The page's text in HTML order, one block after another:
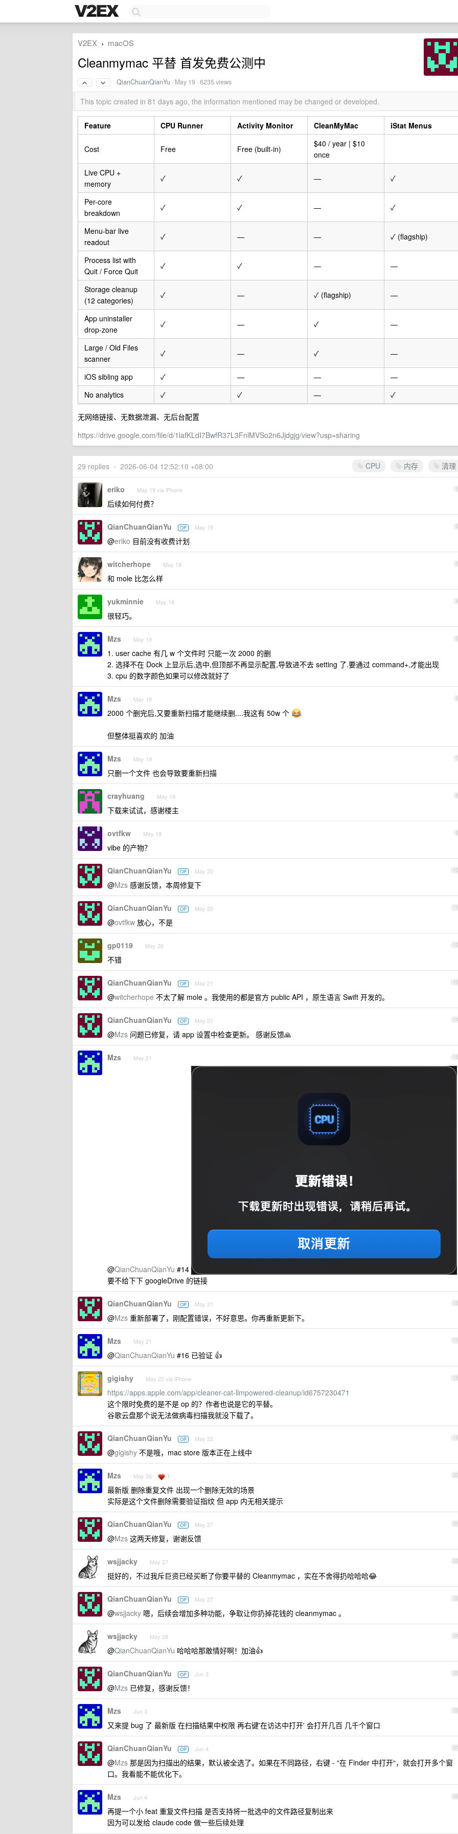
V2EX › macOS
Cleanmymac 平替 首发免费公测中
QianChuanQianYu · May 19 · 6235 views
This topic created in 81 days ago, the information mentioned may be changed or developed.
Feature CPU Runner Activity Monitor CleanMyMac iStat Menus
Cost Free Free (built-in)
$40 / year | $10
once
Live CPU +
memory
✓ ✓ — ✓
Per-core
breakdown
✓ ✓ — ✓
Menu-bar live
readout
✓ — — ✓ (flagship)
Process list with
Quit / Force Quit
✓ ✓ — —
Storage cleanup
(12 categories)
✓ — ✓ (flagship) —
App uninstaller
drop-zone
✓ — ✓ —
Large / Old Files
scanner
✓ — ✓ —
iOS sibling app ✓ — —
—
No analytics
✓ ✓ — ✓
无网络链接、无数据泄漏、无后台配置
https://drive.google.com/file/d/1lafKLdI7BwfR37L3FnlMVSo2n6Jjdgjg/view?usp=sharing
CPU 内存 清理
29 replies • 2026-06-04 12:52:10 +08:00
1
eriko May 19 via iPhone
后续如何付费？
2
QianChuanQianYu OP May 19
@eriko 目前没有收费计划
3
witcherhope May 19
和 mole 比怎么样
4
yukminnie May 19
很轻巧。
5
Mzs May 19
1. user cache 有几 w 个文件时 只能一次 2000 的删
2. 选择不在 Dock 上显示后,选中,但顶部不再显示配置,导致进不去 setting 了.要通过 command+,才能出现
3. cpu 的数字颜色如果可以修改就好了
6
Mzs May 19
2000 个删完后,又要重新扫描才能继续删....我这有 50w 个
但整体挺喜欢的 加油
7
Mzs May 19
只删一个文件 也会导致要重新扫描
8
crayhuang May 19
下载来试试，感谢楼主
9
ovtfkw May 19
vibe 的产物？
10
QianChuanQianYu OP May 20
@Mzs 感谢反馈，本周修复下
11
QianChuanQianYu OP May 20
@ovtfkw 放心，不是
12
gp0119 May 20
不错
13
QianChuanQianYu OP May 21
@witcherhope 不太了解 mole 。我使用的都是官方 public API ，原生语言 Swift 开发的。
14
QianChuanQianYu OP May 21
@Mzs 问题已修复，请 app 设置中检查更新。 感谢反馈🙏
15
Mzs May 21
@QianChuanQianYu #14
要不给下下 googleDrive 的链接
16
QianChuanQianYu OP May 21
@Mzs 重新部署了，刚配置错误，不好意思。你再重新更新下。
17
Mzs May 21
@QianChuanQianYu #16 已验证 👍
18
gigishy May 22 via iPhone
https://apps.apple.com/app/cleaner-cat-llmpowered-cleanup/id6757230471
这个限时免费的是不是 op 的？作者也说是它的平替。
谷歌云盘那个说无法做病毒扫描我就没下载了。
19
QianChuanQianYu OP May 22
@gigishy 不是哦，mac store 版本正在上线中
20
Mzs May 26 1
最新版 删除重复文件 出现一个删除无效的场景
实际是这个文件删除需要验证指纹 但 app 内无相关提示
21
QianChuanQianYu OP May 27
@Mzs 这两天修复，谢谢反馈
22
wsjjacky May 27
挺好的，不过我斥巨资已经买断了你要平替的 Cleanmymac ，实在不舍得扔哈哈哈😂
23
QianChuanQianYu OP May 27
@wsjjacky 嗯，后续会增加多种功能，争取让你扔掉花钱的 cleanmymac 。
24
wsjjacky May 28
@QianChuanQianYu 哈哈哈那敢情好啊！加油👍
25
QianChuanQianYu OP Jun 3
@Mzs 已修复，感谢反馈！
26
Mzs Jun 3
又来提 bug 了 最新版 在扫描结果中权限 再右键'在访达中打开' 会打开几百 几千个窗口
27
QianChuanQianYu OP Jun 4
@Mzs 那是因为扫描出的结果，默认被全选了。如果在不同路径，右键 - “在 Finder 中打开“，就会打开多个窗
口。我看能不能优化下。
28
Mzs Jun 4
再提一个小 feat 重复文件扫描 是否支持将一批选中的文件路径复制出来
因为可以发给 claude code 做一些后续处理